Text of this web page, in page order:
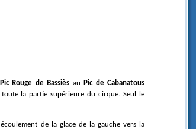
Pic Rouge de Bassiès au
Pic de Cabanatous
toute la partie supérieure du cirque. Seul le